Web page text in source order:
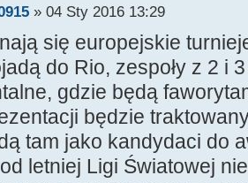
» 04 Sty 2016 13:29
się europejskie
do Rio, zespoły z 2 i
gdzie będą
będzie
tam jako kandydaci do
letniej Ligi Światowej